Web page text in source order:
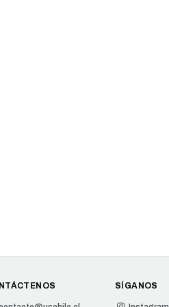
SÍGANOS